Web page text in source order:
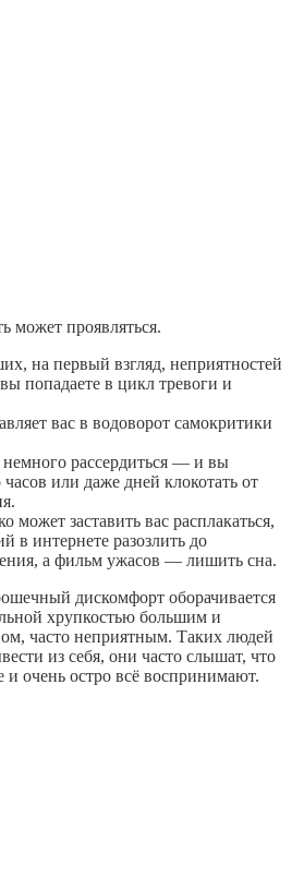
может проявляться.
на первый взгляд, неприятностей
попадаете в цикл тревоги и
вас в водоворот самокритики
немного рассердиться — и вы
часов или даже дней клокотать от
может заставить вас расплакаться,
в интернете разозлить до
а фильм ужасов — лишить сна.
дискомфорт оборачивается
хрупкостью большим и
часто неприятным. Таких людей
из себя, они часто слышат, что
очень остро всё воспринимают.